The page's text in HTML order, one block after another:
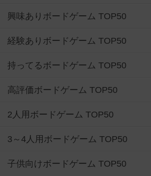
興味ありボードゲーム TOP50
経験ありボードゲーム TOP50
持ってるボードゲーム TOP50
高評価ボードゲーム TOP50
2人用ボードゲーム TOP50
3～4人用ボードゲーム TOP50
子供向けボードゲーム TOP50